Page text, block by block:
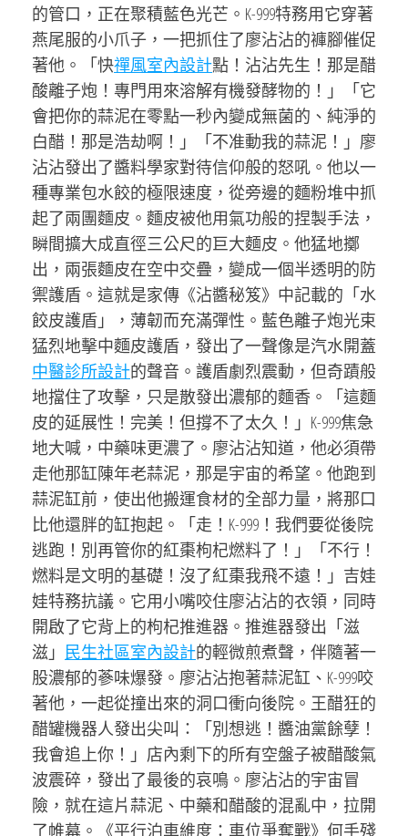
的管口，正在聚積藍色光芒。K-999特務用它穿著
燕尾服的小爪子，一把抓住了廖沾沾的褲腳催促
著他。「快禪風室內設計點！沾沾先生！那是醋
酸離子炮！專門用來溶解有機發酵物的！」「它
會把你的蒜泥在零點一秒內變成無菌的、純淨的
白醋！那是浩劫啊！」「不准動我的蒜泥！」廖
沾沾發出了醬料學家對待信仰般的怒吼。他以一
種專業包水餃的極限速度，從旁邊的麵粉堆中抓
起了兩團麵皮。麵皮被他用氣功般的捏製手法，
瞬間擴大成直徑三公尺的巨大麵皮。他猛地擲
出，兩張麵皮在空中交疊，變成一個半透明的防
禦護盾。這就是家傳《沾醬秘笈》中記載的「水
餃皮護盾」，薄韌而充滿彈性。藍色離子炮光束
猛烈地擊中麵皮護盾，發出了一聲像是汽水開蓋
中醫診所設計的聲音。護盾劇烈震動，但奇蹟般
地擋住了攻擊，只是散發出濃郁的麵香。「這麵
皮的延展性！完美！但撐不了太久！」K-999焦急
地大喊，中藥味更濃了。廖沾沾知道，他必須帶
走他那缸陳年老蒜泥，那是宇宙的希望。他跑到
蒜泥缸前，使出他搬運食材的全部力量，將那口
比他還胖的缸抱起。「走！K-999！我們要從後院
逃跑！別再管你的紅棗枸杞燃料了！」「不行！
燃料是文明的基礎！沒了紅棗我飛不遠！」吉娃
娃特務抗議。它用小嘴咬住廖沾沾的衣領，同時
開啟了它背上的枸杞推進器。推進器發出「滋
滋」 民生社區室內設計的輕微煎煮聲，伴隨著一
股濃郁的蔘味爆發。廖沾沾抱著蒜泥缸、K-999咬
著他，一起從撞出來的洞口衝向後院。王醋狂的
醋罐機器人發出尖叫：「別想逃！醬油黨餘孽！
我會追上你！」店內剩下的所有空盤子被醋酸氣
波震碎，發出了最後的哀鳴。廖沾沾的宇宙冒
險，就在這片蒜泥、中藥和醋酸的混亂中，拉開
了帷幕。《平行泊車維度：車位爭奪戰》何手殘